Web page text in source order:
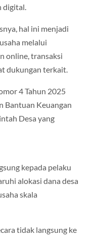
digital.
hal ini menjadi
melalui
online, transaksi
dukungan terkait.
4 Tahun 2025
Bantuan Keuangan
Desa yang
kepada pelaku
alokasi dana desa
skala
tidak langsung ke